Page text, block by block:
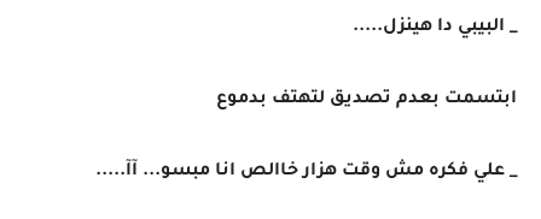
_ البيبي دا هينزل.....
ابتسمت بعدم تصديق لتهتف بدموع
_ علي فكره مش وقت هزار خاالص انا مبسو... آآ.....